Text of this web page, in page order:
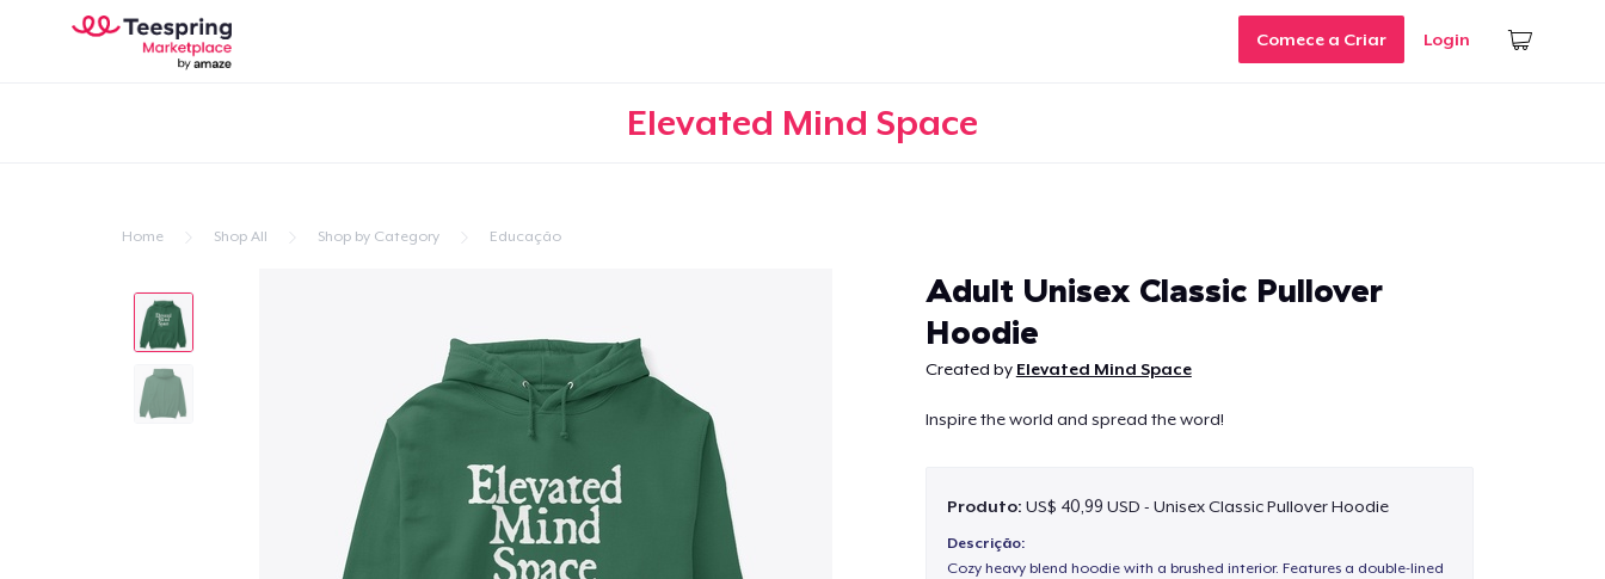
Comece a Criar Login
Elevated Mind Space
Home Shop All Shop by Category Educação
Adult Unisex Classic Pullover
Hoodie
Created by Elevated Mind Space
Inspire the world and spread the word!
Produto: US$ 40,99 USD - Unisex Classic Pullover Hoodie
Descrição:
Cozy heavy blend hoodie with a brushed interior. Features a double-lined